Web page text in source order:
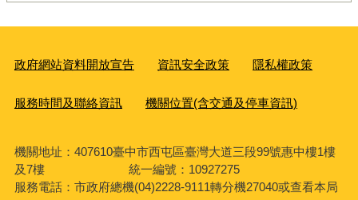
政府網站資料開放宣告 資訊安全政策 隱私權政策
服務時間及聯絡資訊 機關位置(含交通及停車資訊)
機關地址：407610臺中市西屯區臺灣大道三段99號惠中樓1樓
及7樓 統一編號：10927275
服務電話：市政府總機(04)2228-9111轉分機27040或查看本局